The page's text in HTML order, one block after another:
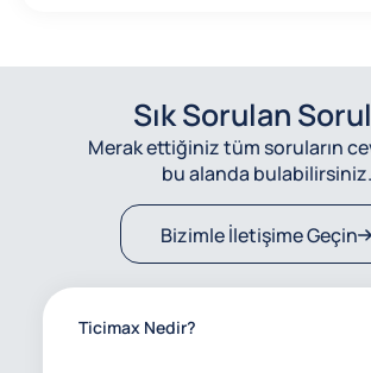
Sık Sorulan
Merak ettiğiniz tüm soruların
bu alanda bulabilirsiniz.
Bizimle İletişime Geçin
Ticimax Nedir?